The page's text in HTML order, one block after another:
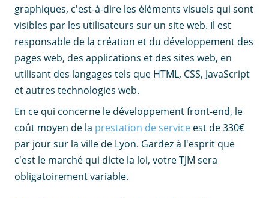
graphiques, c'est-à-dire les éléments visuels qui sont
visibles par les utilisateurs sur un site web. Il est
responsable de la création et du développement des
pages web, des applications et des sites web, en
utilisant des langages tels que HTML, CSS, JavaScript
et autres technologies web.
En ce qui concerne le développement front-end, le
coût moyen de la prestation de service est de 330€
par jour sur la ville de Lyon. Gardez à l'esprit que
c'est le marché qui dicte la loi, votre TJM sera
obligatoirement variable.